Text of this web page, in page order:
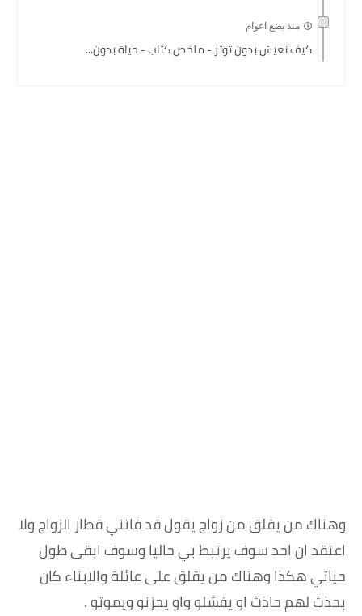
منذ بضع اعوام
كيف نعيش بدون توتر - ملخص كتاب - حياة بدون...
وهناك من يقلق من زواج يقول قد فاتني قطار الزواج ولا
اعتقد ان احد سوف يرتبط بي حاليا وسوف ابقى طول
حياتي هكذا وهناك من يقلق على عائلة والابناء كان
بحذث لهم حاذث او يفشلو واو يحزنو ويموتو .